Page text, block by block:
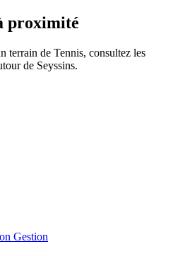
proximité
terrain de Tennis, consultez les
de Seyssins.
Gestion